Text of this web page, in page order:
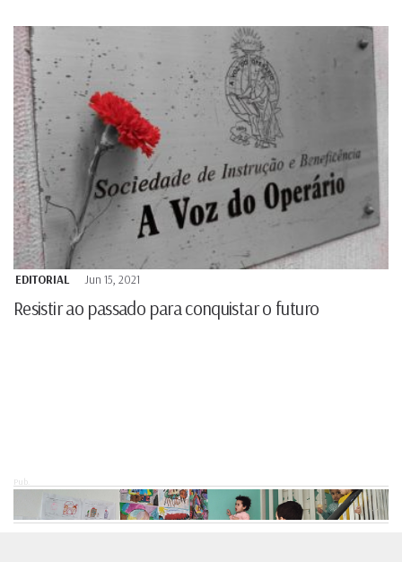
EDITORIAL Jun 15, 2021
Resistir ao passado para conquistar o futuro
Pub.